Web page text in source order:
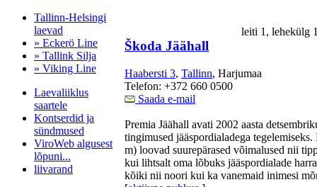
Tallinn-Helsingi
laevad
» Eckerö Line
» Tallink Silja
» Viking Line
Laevaliiklus
saartele
Kontserdid ja
sündmused
ViroWeb algusest
lõpuni...
liivarand
leiti 1,
Škoda Jäähall
Haabersti 3, Tallinn, Harjumaa
Telefon: +372 660 0500
Saada e-mail
Premia Jäähall avati 2002 aasta
tingimused jääspordialadega
m) loovad suurepärased võimalused nii
kui lihtsalt oma lõbuks jääspordialade
kõiki nii noori kui ka vanemaid inimesi